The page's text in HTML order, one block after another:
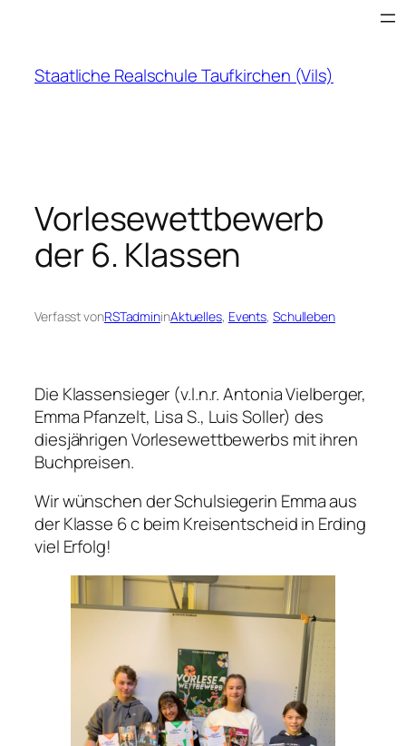
Staatliche Realschule Taufkirchen (Vils)
Vorlesewettbewerb
der 6. Klassen
Verfasst vonRSTadmininAktuelles, Events, Schulleben
Die Klassensieger (v.l.n.r. Antonia Vielberger,
Emma Pfanzelt, Lisa S., Luis Soller) des
diesjährigen Vorlesewettbewerbs mit ihren
Buchpreisen.
Wir wünschen der Schulsiegerin Emma aus
der Klasse 6 c beim Kreisentscheid in Erding
viel Erfolg!